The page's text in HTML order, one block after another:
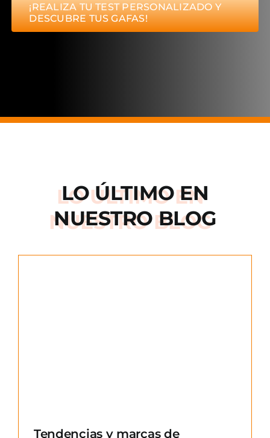
¡REALIZA TU TEST PERSONALIZADO Y
DESCUBRE TUS GAFAS!
LO ÚLTIMO EN
NUESTRO BLOG
Tendencias y marcas de